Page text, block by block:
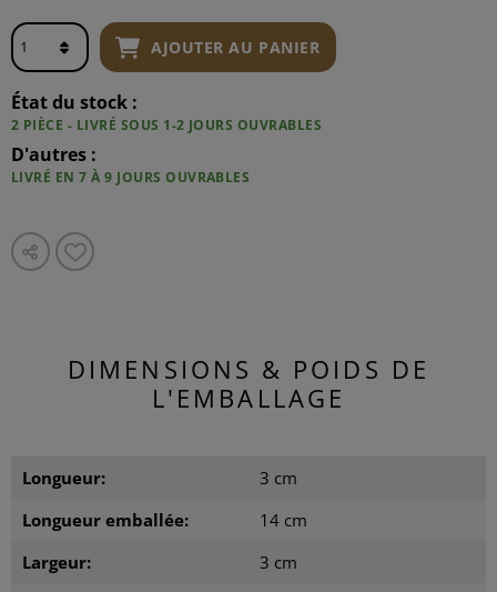
AJOUTER AU PANIER
État du stock :
2 PIÈCE - LIVRÉ SOUS 1-2 JOURS OUVRABLES
D'autres :
LIVRÉ EN 7 À 9 JOURS OUVRABLES
DIMENSIONS & POIDS DE
L'EMBALLAGE
Longueur:
3 cm
Longueur emballée:
14 cm
Largeur:
3 cm